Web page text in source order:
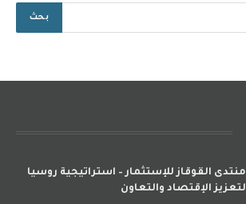
منتدى القوقاز للإستثمار – استراتيجية روسيا
لتعزيز الإقتصاد والتعاون